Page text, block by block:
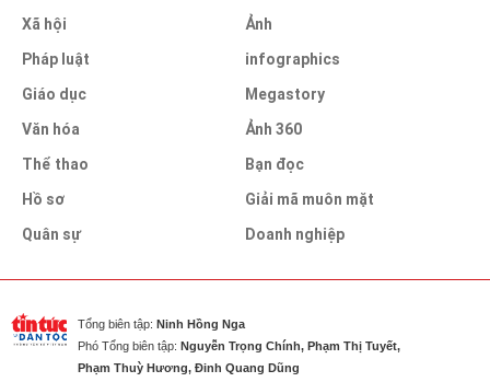
Xã hội
Pháp luật
Giáo dục
Văn hóa
Thể thao
Hồ sơ
Quân sự
Ảnh
infographics
Megastory
Ảnh 360
Bạn đọc
Giải mã muôn mặt
Doanh nghiệp
Tổng biên tập: Ninh Hồng Nga
Phó Tổng biên tập: Nguyễn Trọng Chính, Phạm Thị Tuyết,
Phạm Thuỳ Hương, Đinh Quang Dũng